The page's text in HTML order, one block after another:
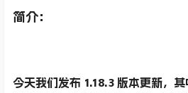
简介：
今天我们发布 1.18.3 版本更新，